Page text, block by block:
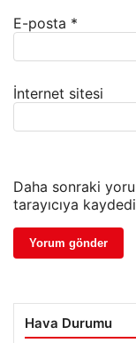
E-posta *
İnternet sitesi
Daha sonraki
tarayıcıya
Hava Durumu